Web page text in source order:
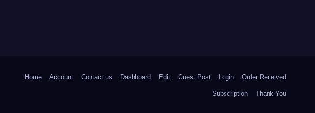
Home Account Contact us Dashboard Edit Guest Post Login Order Received
Subscription Thank You